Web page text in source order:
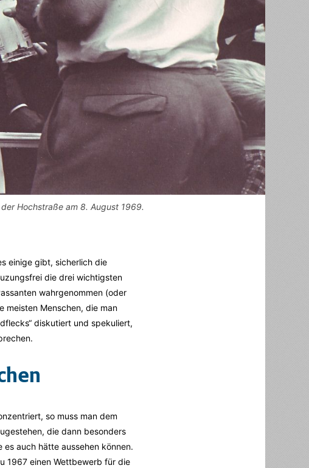
Hochstraße am 8. August 1969.
einige gibt, sicherlich die
die drei wichtigsten
wahrgenommen (oder
meisten Menschen, die man
diskutiert und spekuliert,
so muss man dem
die dann besonders
auch hätte aussehen können.
1967 einen Wettbewerb für die